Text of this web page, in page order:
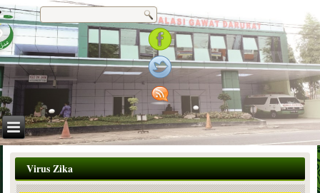
Virus Zika